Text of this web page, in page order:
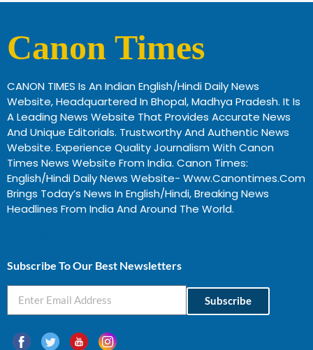
Canon Times
CANON TIMES Is An Indian English/Hindi Daily News
Website, Headquartered In Bhopal, Madhya Pradesh. It Is
A Leading News Website That Provides Accurate News
And Unique Editorials. Trustworthy And Authentic News
Website. Experience Quality Journalism With Canon
Times News Website From India. Canon Times:
English/Hindi Daily News Website- Www.canontimes.com
Brings Today’s News In English/Hindi, Breaking News
Headlines From India And Around The World.
Subscribe To Our Best Newsletters
Subscribe